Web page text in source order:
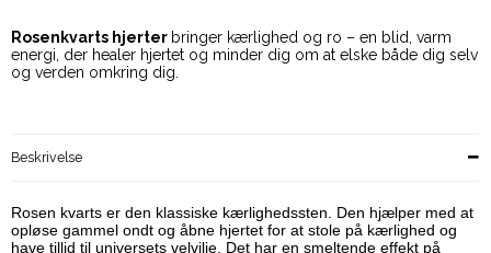
Rosenkvarts hjerter bringer kærlighed og ro – en blid, varm
energi, der healer hjertet og minder dig om at elske både dig selv
og verden omkring dig.
Beskrivelse
Rosen kvarts er den klassiske kærlighedssten. Den hjælper med at
opløse gammel ondt og åbne hjertet for at stole på kærlighed og
have tillid til universets velvilje. Det har en smeltende effekt på